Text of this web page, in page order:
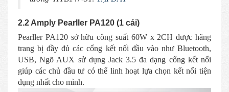
2.2 Amply Pearller PA120 (1 cái)
Pearller PA120 sở hữu công suất 60W x 2CH được hãng
trang bị đầy đủ các cổng kết nối đầu vào như Bluetooth,
USB, Ngõ AUX sử dụng Jack 3.5 đa dạng cổng kết nối
giúp các chủ đầu tư có thể linh hoạt lựa chọn kết nối tiện
dụng nhất cho mình.